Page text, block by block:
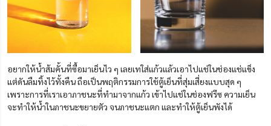
อยากให้น้ำส้มคั้นที่ซื้อมาเย็นไว ๆ เลยเทใส่แก้วแล้วเอาไปแช่ในช่องแช่แข็ง
แต่ดันลืมทิ้งไว้ทั้งคืน ถือเป็นพฤติกรรมการใช้ตู้เย็นที่สุ่มเสี่ยงแบบสุด ๆ
เพราะการที่เราเอาภาชนะที่ทำมาจากแก้ว เข้าไปแช่ในช่องฟรีซ ความเย็น
จะทำให้น้ำในภาชนะขยายตัว จนภาชนะแตก และทำให้ตู้เย็นพังได้